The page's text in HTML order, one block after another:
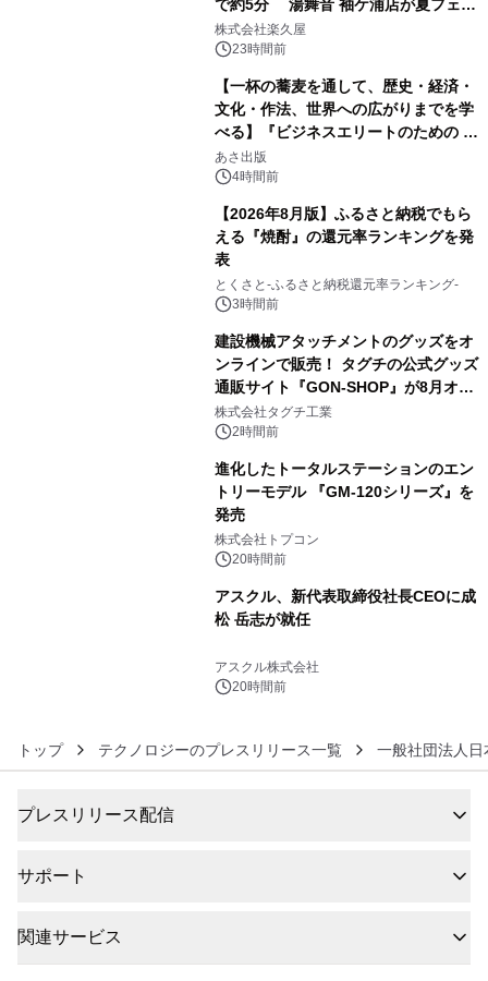
で約5分 湯舞音 袖ケ浦店が夏フェア
メニューを提供
株式会社楽久屋
23時間前
【一杯の蕎麦を通して、歴史・経済・
文化・作法、世界への広がりまでを学
べる】『ビジネスエリートのための 教
養としての蕎麦』2026年8月25日
（火）発売
あさ出版
4時間前
【2026年8月版】ふるさと納税でもら
える『焼酎』の還元率ランキングを発
表
とくさと-ふるさと納税還元率ランキング-
3時間前
建設機械アタッチメントのグッズをオ
ンラインで販売！ タグチの公式グッズ
通販サイト『GON-SHOP』が8月オー
プン
株式会社タグチ工業
2時間前
進化したトータルステーションのエン
トリーモデル 『GM-120シリーズ』を
発売
株式会社トプコン
20時間前
アスクル、新代表取締役社長CEOに成
松 岳志が就任
アスクル株式会社
20時間前
トップ テクノロジーのプレスリリース一覧 一般社団法人
プレスリリース配信
サポート
関連サービス